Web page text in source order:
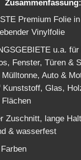
Zusammenfassung:
Premium Folie
Vinylfolie
u.a. für
Fenster, Türen &
Auto &
Kunststoff, Glas,
Zuschnitt, lange
& wasserfest